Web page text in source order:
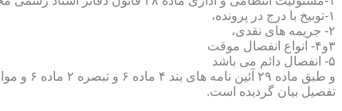
۱-توبیخ با درج در پرونده،
۲- جریمه های نقدی،
۳و۴- انواع انفصال موقت
۵- انفصال دائم می باشد
تفصیل بیان گردیده است.